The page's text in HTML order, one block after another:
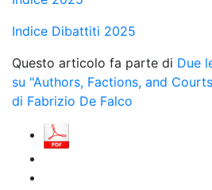
Indice Dibattiti 2025
Questo articolo fa parte di Due
su "Authors, Factions, and
di Fabrizio De Falco